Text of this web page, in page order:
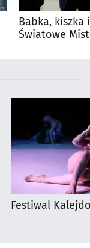
Babka, kiszka
Światowe
Festiwal